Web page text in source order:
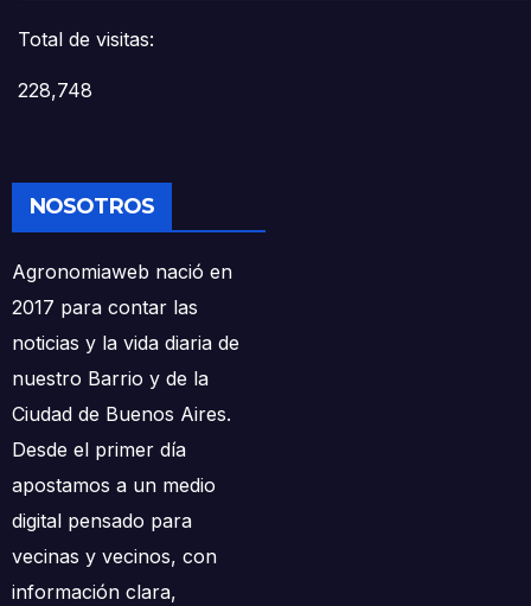
Total de visitas:
228,748
NOSOTROS
Agronomiaweb nació en
2017 para contar las
noticias y la vida diaria de
nuestro Barrio y de la
Ciudad de Buenos Aires.
Desde el primer día
apostamos a un medio
digital pensado para
vecinas y vecinos, con
información clara,